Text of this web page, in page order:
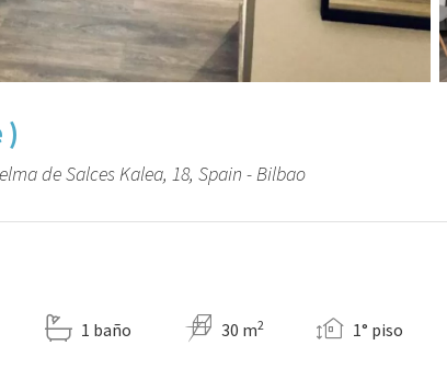
)
de Salces Kalea, 18, Spain - Bilbao
1 baño 30 m2 1° piso